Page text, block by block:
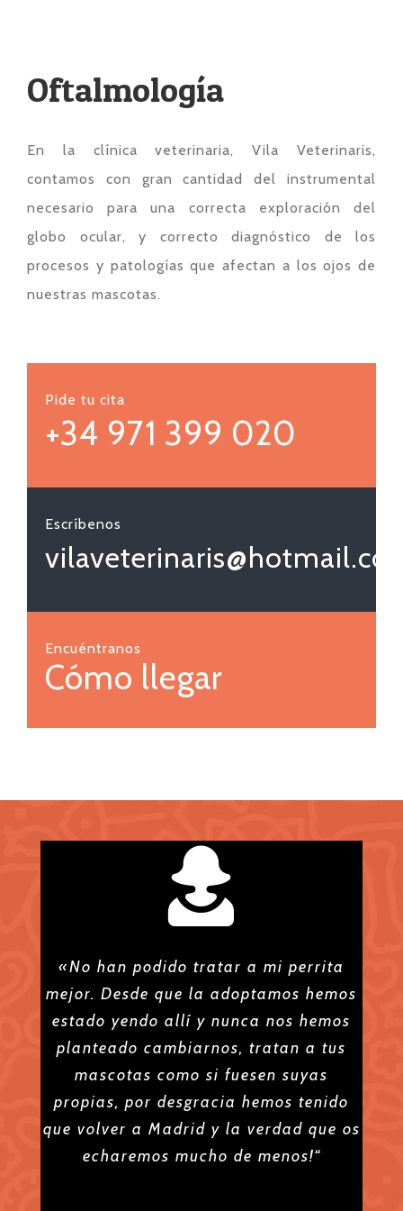
Oftalmología
En la clínica veterinaria, Vila Veterinaris,
contamos con gran cantidad del instrumental
necesario para una correcta exploración del
globo ocular, y correcto diagnóstico de los
procesos y patologías que afectan a los ojos de
nuestras mascotas.
Pide tu cita
+34 971 399 020
Escríbenos
Encuéntranos
Cómo llegar
«No han podido tratar a mi perrita
mejor. Desde que la adoptamos hemos
estado yendo allí y nunca nos hemos
planteado cambiarnos, tratan a tus
mascotas como si fuesen suyas
propias, por desgracia hemos tenido
que volver a Madrid y la verdad que os
echaremos mucho de menos!“